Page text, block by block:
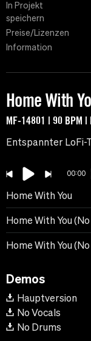
In Projekt
speichern
Preise/Lizenzen
Information
Home With
MF-14801 | 90 BPM
Entspannter LoFi-
00:00
Home With You
Home With You
Home With You
Demos
Hauptversion
No Vocals
No Drums